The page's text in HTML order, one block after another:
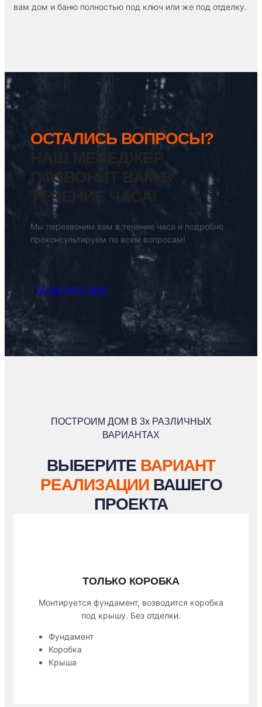
вам дом и баню полностью под ключ или же под отделку.
ОБРАТНЫЙ ЗВОНОК
ОСТАЛИСЬ ВОПРОСЫ?
НАШ МЕНЕДЖЕР
ПОЗВОНИТ ВАМ В
ТЕЧЕНИЕ ЧАСА!
Мы перезвоним вам в течение часа и подробно
проконсультируем по всем вопросам!
ПОЗВОНИТЕ МНЕ
ПОСТРОИМ ДОМ В 3х РАЗЛИЧНЫХ
ВАРИАНТАХ
ВЫБЕРИТЕ ВАРИАНТ
РЕАЛИЗАЦИИВАШЕГО
ПРОЕКТА
ТОЛЬКО КОРОБКА
Монтируется фундамент, возводится коробка
под крышу. Без отделки.
Фундамент
Коробка
Крыша